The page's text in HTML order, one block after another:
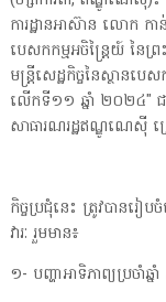
ការដ្ឋានអាស៊ាន លោក កា
បេសកកម្មអចិន្ត្រៃយ៍ នៃព្រ
មន្ត្រីសេដ្ឋកិច្ចនៃស្ថានប
លើកទី១១ ឆ្នាំ ២០២៤" ជា
សាធារណរដ្ឋឥណ្ឌូណេស៊ី ក្
កិច្ចប្រជុំនេះ ត្រូវបានរ
វារៈ រួមមាន៖
១- បញ្ហាអាទិភាព្យប្រចាំ